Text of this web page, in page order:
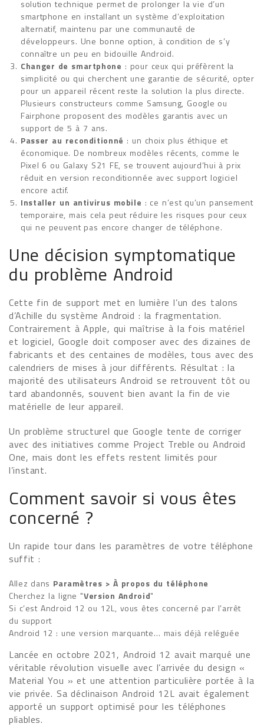
solution technique permet de prolonger la vie d’un
smartphone en installant un système d’exploitation
alternatif, maintenu par une communauté de
développeurs. Une bonne option, à condition de s’y
connaître un peu en bidouille Android.
Changer de smartphone : pour ceux qui préfèrent la
simplicité ou qui cherchent une garantie de sécurité, opter
pour un appareil récent reste la solution la plus directe.
Plusieurs constructeurs comme Samsung, Google ou
Fairphone proposent des modèles garantis avec un
support de 5 à 7 ans.
Passer au reconditionné : un choix plus éthique et
économique. De nombreux modèles récents, comme le
Pixel 6 ou Galaxy S21 FE, se trouvent aujourd’hui à prix
réduit en version reconditionnée avec support logiciel
encore actif.
Installer un antivirus mobile : ce n’est qu’un pansement
temporaire, mais cela peut réduire les risques pour ceux
qui ne peuvent pas encore changer de téléphone.
Une décision symptomatique
du problème Android
Cette fin de support met en lumière l’un des talons
d’Achille du système Android : la fragmentation.
Contrairement à Apple, qui maîtrise à la fois matériel
et logiciel, Google doit composer avec des dizaines de
fabricants et des centaines de modèles, tous avec des
calendriers de mises à jour différents. Résultat : la
majorité des utilisateurs Android se retrouvent tôt ou
tard abandonnés, souvent bien avant la fin de vie
matérielle de leur appareil.
Un problème structurel que Google tente de corriger
avec des initiatives comme Project Treble ou Android
One, mais dont les effets restent limités pour
l’instant.
Comment savoir si vous êtes
concerné ?
Un rapide tour dans les paramètres de votre téléphone
suffit :
Allez dans Paramètres > À propos du téléphone
Cherchez la ligne "Version Android"
Si c’est Android 12 ou 12L, vous êtes concerné par l’arrêt
du support
Android 12 : une version marquante… mais déjà reléguée
Lancée en octobre 2021, Android 12 avait marqué une
véritable révolution visuelle avec l’arrivée du design «
Material You » et une attention particulière portée à la
vie privée. Sa déclinaison Android 12L avait également
apporté un support optimisé pour les téléphones
pliables.